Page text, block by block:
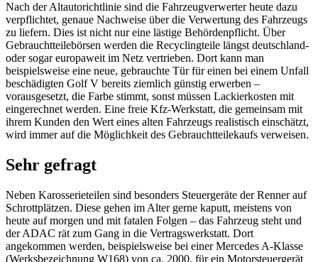
Nach der Altautorichtlinie sind die Fahrzeugverwerter heute dazu
verpflichtet, genaue Nachweise über die Verwertung des Fahrzeugs
zu liefern. Dies ist nicht nur eine lästige Behördenpflicht. Über
Gebrauchtteilebörsen werden die Recyclingteile längst deutschland-
oder sogar europaweit im Netz vertrieben. Dort kann man
beispielsweise eine neue, gebrauchte Tür für einen bei einem Unfall
beschädigten Golf V bereits ziemlich günstig erwerben –
vorausgesetzt, die Farbe stimmt, sonst müssen Lackierkosten mit
eingerechnet werden. Eine freie Kfz-Werkstatt, die gemeinsam mit
ihrem Kunden den Wert eines alten Fahrzeugs realistisch einschätzt,
wird immer auf die Möglichkeit des Gebrauchtteilekaufs verweisen.
Sehr gefragt
Neben Karosserieteilen sind besonders Steuergeräte der Renner auf
Schrottplätzen. Diese gehen im Alter gerne kaputt, meistens von
heute auf morgen und mit fatalen Folgen – das Fahrzeug steht und
derADAC rät zum Gang in die Vertragswerkstatt. Dort
angekommen werden, beispielsweise bei einer Mercedes A-Klasse
(Werksbezeichnung W168) von ca. 2000, für ein Motorsteuergerät